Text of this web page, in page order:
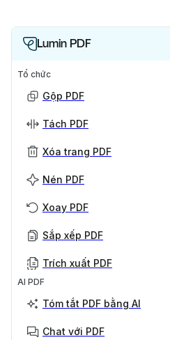
Lumin PDF
Tổ chức
Gộp PDF
Tách PDF
Xóa trang PDF
Nén PDF
Xoay PDF
Sắp xếp PDF
Trích xuất PDF
AI PDF
Tóm tắt PDF bằng AI
Chat với PDF